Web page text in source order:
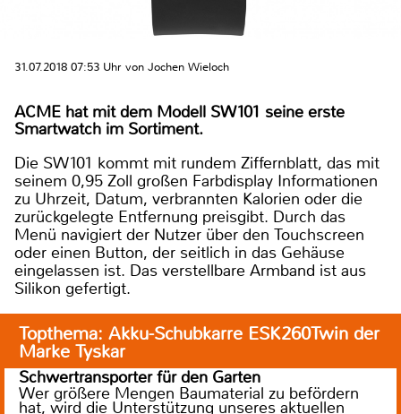
31.07.2018 07:53 Uhr von Jochen Wieloch
ACME hat mit dem Modell SW101 seine erste
Smartwatch im Sortiment.
Die SW101 kommt mit rundem Ziffernblatt, das mit
seinem 0,95 Zoll großen Farbdisplay Informationen
zu Uhrzeit, Datum, verbrannten Kalorien oder die
zurückgelegte Entfernung preisgibt. Durch das
Menü navigiert der Nutzer über den Touchscreen
oder einen Button, der seitlich in das Gehäuse
eingelassen ist. Das verstellbare Armband ist aus
Silikon gefertigt.
Topthema: Akku-Schubkarre ESK260Twin der
Marke Tyskar
Schwertransporter für den Garten
Wer größere Mengen Baumaterial zu befördern
hat, wird die Unterstützung unseres aktuellen